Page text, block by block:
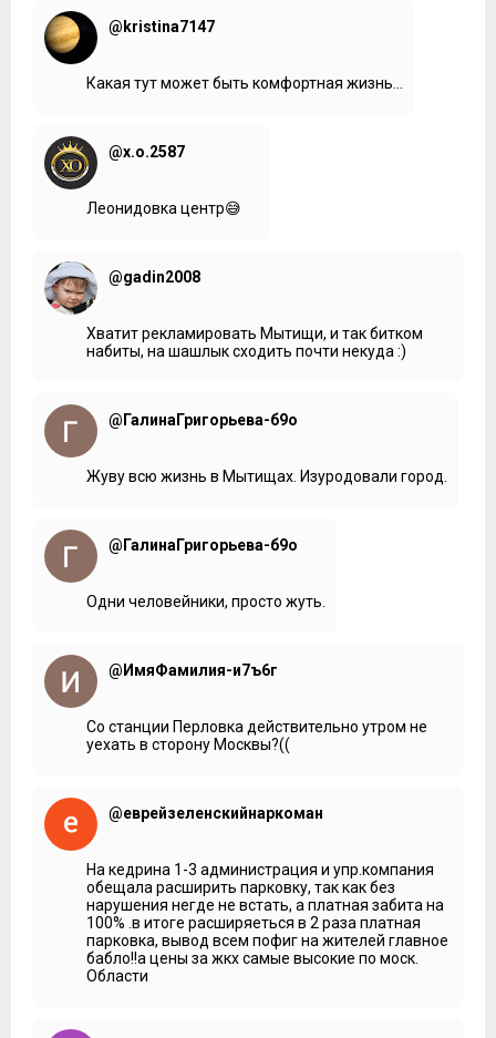
@kristina7147
Какая тут может быть комфортная жизнь...
@x.o.2587
Леонидовка центр😅
@gadin2008
Хватит рекламировать Мытищи, и так битком
набиты, на шашлык сходить почти некуда :)
@ГалинаГригорьева-б9о
Жуву всю жизнь в Мытищах. Изуродовали город.
@ГалинаГригорьева-б9о
Одни человейники, просто жуть.
@ИмяФамилия-и7ъ6г
Со станции Перловка действительно утром не
уехать в сторону Москвы?((
@еврейзеленскийнаркоман
На кедрина 1-3 администрация и упр.компания
обещала расширить парковку, так как без
нарушения негде не встать, а платная забита на
100% .в итоге расширяеться в 2 раза платная
парковка, вывод всем пофиг на жителей главное
бабло!!а цены за жкх самые высокие по моск.
Области